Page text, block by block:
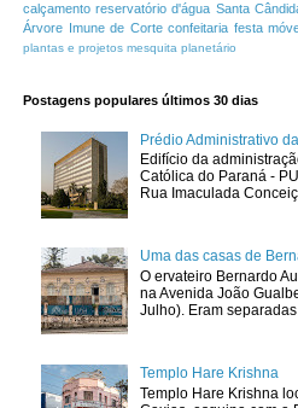
calçamento reservatório d'água Santa
Árvore Imune de Corte confeitaria festa
plantas e projetos mesquita planetário
Postagens populares últimos 30 dias
Prédio Administrativo
Edifício da
Católica do Paraná -
Rua Imaculada
Uma das casas de
O ervateiro Bernardo
na Avenida João
Julho). Eram
Templo Hare Krishna
Templo Hare Krishna